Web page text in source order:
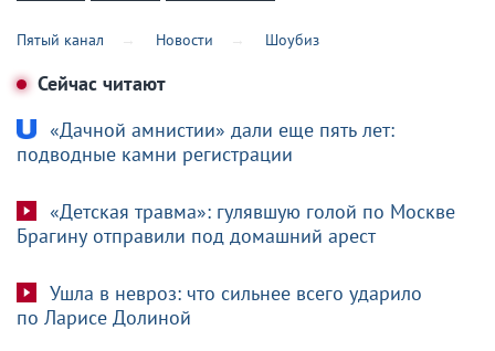
Пятый канал Новости Шоубиз
Сейчас читают
«Дачной амнистии» дали еще пять лет:
подводные камни регистрации
«Детская травма»: гулявшую голой по Москве
Брагину отправили под домашний арест
Ушла в невроз: что сильнее всего ударило
по Ларисе Долиной